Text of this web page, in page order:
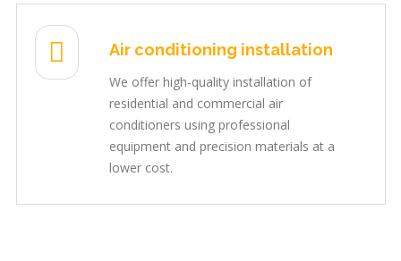
Air conditioning installation
We offer high-quality installation of
residential and commercial air
conditioners using professional
equipment and precision materials at a
lower cost.